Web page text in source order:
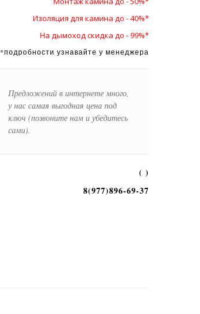
Изоляция для камина до - 40%*
На дымоход скидка до - 99%*
*подробности узнавайте у менеджера
Предложений в интернете много,
у нас самая выгодная цена под
ключ (позвоните нам и убедитесь
сами).
( )
8(977)896-69-37